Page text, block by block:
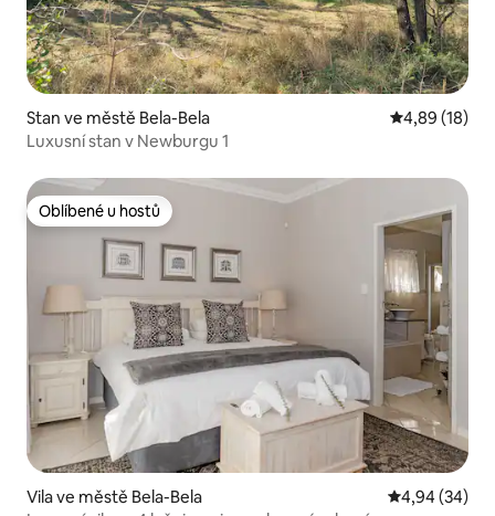
Stan ve městě Bela-Bela Průměrné
4,89 (18)
Luxusní stan v Newburgu 1
Oblíbené u hostů
Oblíbené u hostů
Vila ve městě Bela-Bela Průměrné
4,94 (34)